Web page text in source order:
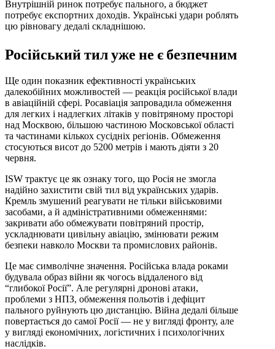
Внутрішній ринок потребує пального, а бюджет
потребує експортних доходів. Українські удари роблять
цю рівновагу дедалі складнішою.
Російський тил уже не є безпечним
Ще один показник ефективності українських
далекобійних можливостей — реакція російської влади
в авіаційній сфері. Росавіація запровадила обмеження
для легких і надлегких літаків у повітряному просторі
над Москвою, більшою частиною Московської області
та частинами кількох сусідніх регіонів. Обмеження
стосуються висот до 5200 метрів і мають діяти з 20
червня.
ISW трактує це як ознаку того, що Росія не змогла
надійно захистити свій тил від українських ударів.
Кремль змушений реагувати не тільки військовими
засобами, а й адміністративними обмеженнями:
закривати або обмежувати повітряний простір,
ускладнювати цивільну авіацію, змінювати режим
безпеки навколо Москви та промислових районів.
Це має символічне значення. Російська влада роками
будувала образ війни як чогось віддаленого від
“глибокої Росії”. Але регулярні дронові атаки,
проблеми з НПЗ, обмеження польотів і дефіцит
пального руйнують цю дистанцію. Війна дедалі більше
повертається до самої Росії — не у вигляді фронту, але
у вигляді економічних, логістичних і психологічних
наслідків.